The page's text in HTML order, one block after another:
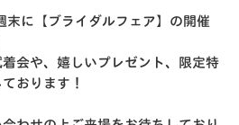
に【ブライダルフェア】の開催
会や、嬉しいプレゼント、限定特
おります！